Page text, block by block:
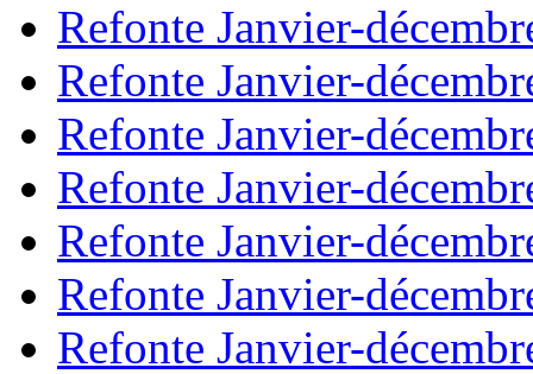
Refonte Janvier-
Refonte Janvier-
Refonte Janvier-
Refonte Janvier-
Refonte Janvier-
Refonte Janvier-
Refonte Janvier-